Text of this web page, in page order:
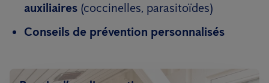
auxiliaires (coccinelles, parasitoïdes)
Conseils de prévention personnalisés